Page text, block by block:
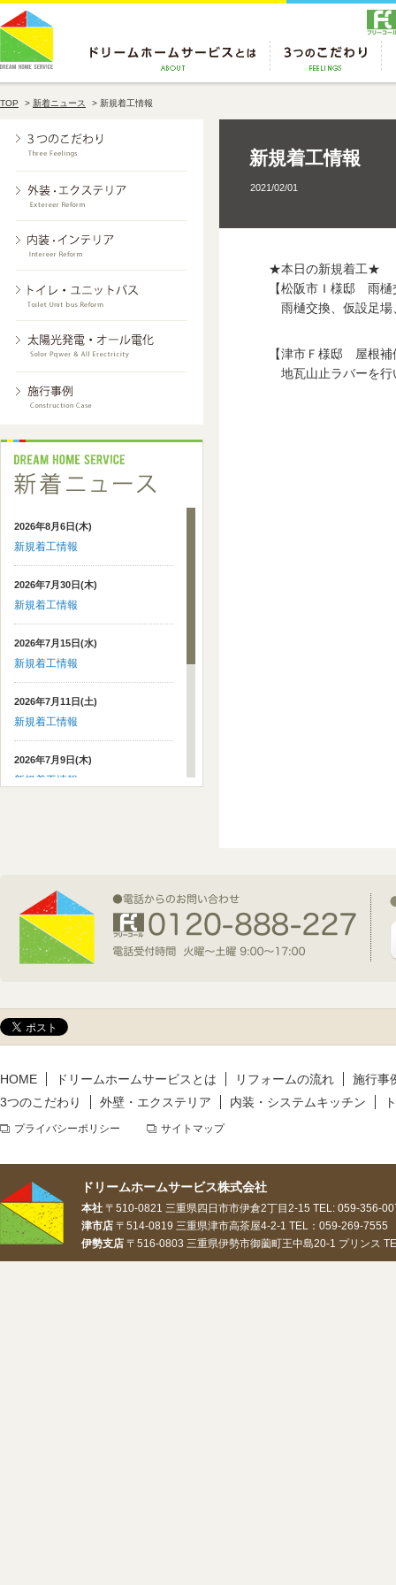
TOP > 新着ニュース > 新規着工情報
2026年8月6日(木)
新規着工情報
2026年7月30日(木)
新規着工情報
2026年7月15日(水)
新規着工情報
2026年7月11日(土)
新規着工情報
2026年7月9日(木)
新規着工情報
新規着工情報
2026年5月14日(木)
新規着工情報
新規着工情報
2021/02/01
★本日の新規着工★
【松阪市Ｉ様邸 雨樋
雨樋交換、仮設足場
【津市Ｆ様邸 屋根補
地瓦山止ラバーを行
HOME ドリームホームサービスとは リフォームの流れ
施行事
3つのこだわり
外壁・エクステリア 内装・システムキッチン
プライバシーポリシー サイトマップ
ドリームホームサービス株式会社
本社 〒510-0821 三重県四日市市伊倉2丁目2-15 TEL: 059-356-
津市店 〒514-0819 三重県津市高茶屋4-2-1 TEL：059-269-
伊勢支店 〒516-0803 三重県伊勢市御薗町王中島20-1 プリンス